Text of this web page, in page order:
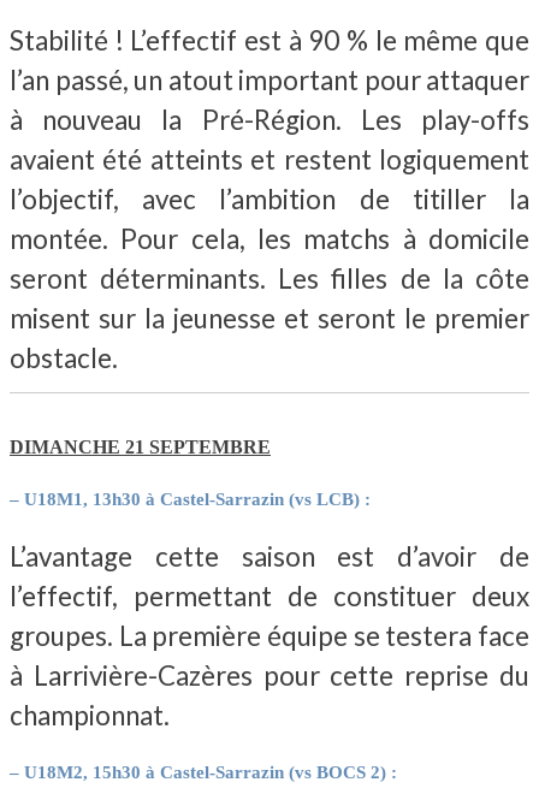
Stabilité ! L’effectif est à 90 % le même que
l’an passé, un atout important pour attaquer
à nouveau la Pré-Région. Les play-offs
avaient été atteints et restent logiquement
l’objectif, avec l’ambition de titiller la
montée. Pour cela, les matchs à domicile
seront déterminants. Les filles de la côte
misent sur la jeunesse et seront le premier
obstacle.
DIMANCHE 21 SEPTEMBRE
– U18M1, 13h30 à Castel-Sarrazin (vs LCB) :
L’avantage cette saison est d’avoir de
l’effectif, permettant de constituer deux
groupes. La première équipe se testera face
à Larrivière-Cazères pour cette reprise du
championnat.
– U18M2, 15h30 à Castel-Sarrazin (vs BOCS 2) :